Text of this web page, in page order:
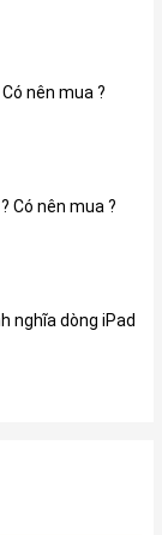
nên mua ?
Có nên mua ?
nghĩa dòng iPad